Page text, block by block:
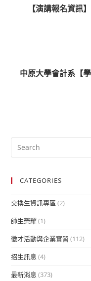
【演講報名資訊
中原大學會計系【
CATEGORIES
交換生資訊專區 (2)
師生榮耀(1)
徵才活動與企業實習 (112)
招生訊息 (4)
最新消息 (373)